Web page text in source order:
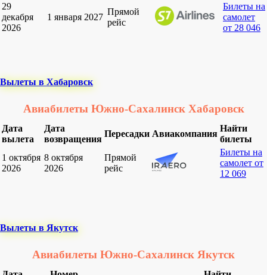
29
декабря
2026
1 января 2027
Прямой
рейс
Билеты на
самолет
от 28 046
Вылеты в Хабаровск
Авиабилеты Южно-Сахалинск Хабаровск
Дата
вылета
Дата
возвращения
Пересадки Авиакомпания
Найти
билеты
1 октября
2026
8 октября
2026
Прямой
рейс
Билеты на
самолет от
12 069
Вылеты в Якутск
Авиабилеты Южно-Сахалинск Якутск